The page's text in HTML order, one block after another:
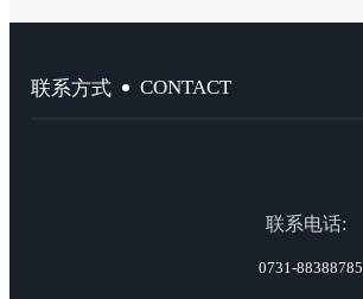
联系方式 CONTACT
联系电话:
0731-88388785